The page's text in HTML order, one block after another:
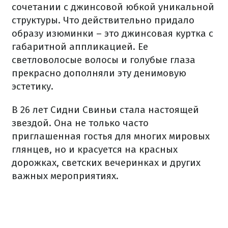
сочетании с джинсовой юбкой уникальной
структуры. Что действительно придало
образу изюминки – это джинсовая куртка с
габаритной аппликацией. Ее
светловолосые волосы и голубые глаза
прекрасно дополняли эту денимовую
эстетику.
В 26 лет Сидни Свиньи стала настоящей
звездой. Она не только часто
приглашенная гостья для многих мировых
глянцев, но и красуется на красных
дорожках, светских вечеринках и других
важных мероприятиях.